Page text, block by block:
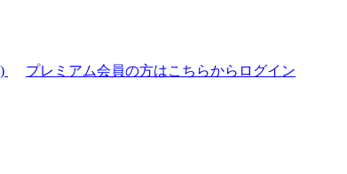
プレミアム会員の方はこちらからログイン